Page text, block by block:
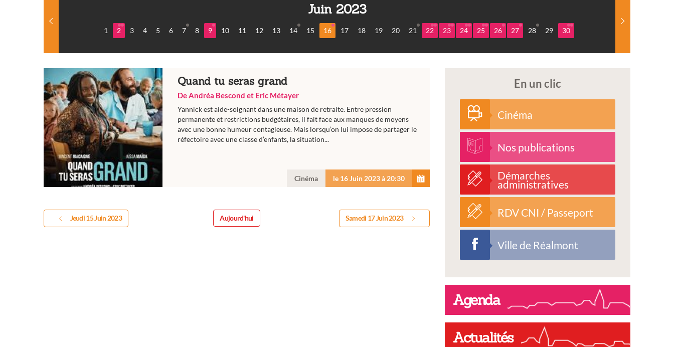
Juin 2023
1 2 3 4 5 6 7 8 9 10 11 12 13 14 15 16 17 18 19 20 21 22 23 24 25 26 27 28 29 30
Quand tu seras grand
De Andréa Bescond et Eric Métayer
Yannick est aide-soignant dans une maison de retraite. Entre pression
permanente et restrictions budgétaires, il fait face aux manques de moyens
avec une bonne humeur contagieuse. Mais lorsqu’on lui impose de partager le
réfectoire avec une classe d’enfants, la situation...
Cinéma le 16 Juin 2023 à 20:30
Jeudi 15 Juin 2023 Aujourd'hui Samedi 17 Juin 2023
En un clic
Cinéma
Nos publications
Démarches
administratives
RDV CNI / Passeport
Ville de Réalmont
Agenda
Actualités